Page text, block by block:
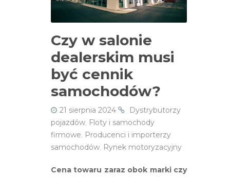
Czy w salonie
dealerskim musi
być cennik
samochodów?
21 sierpnia 2024
Dystrybutorzy
pojazdów, Floty i samochody
firmowe, Producenci i importerzy
samochodów, Rynek motoryzacyjny
Cena towaru zaraz obok marki czy